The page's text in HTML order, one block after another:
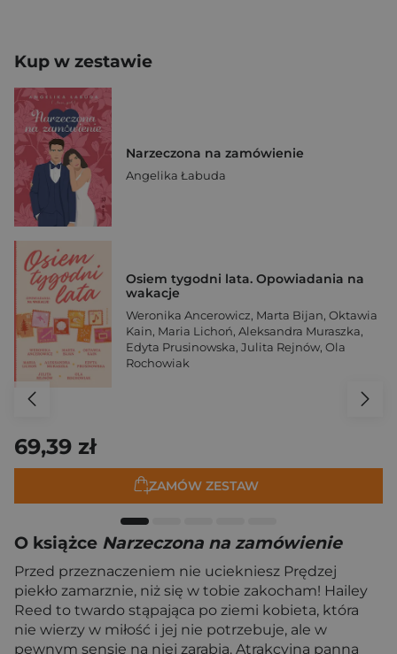
Kup w zestawie
Narzeczona na zamówienie
Angelika Łabuda
Osiem tygodni lata. Opowiadania na
wakacje
Weronika Ancerowicz, Marta Bijan, Oktawia
Kain, Maria Lichoń, Aleksandra Muraszka,
Edyta Prusinowska, Julita Rejnów, Ola
Rochowiak
69,39 zł
ZAMÓW ZESTAW
O książce Narzeczona na zamówienie
Przed przeznaczeniem nie uciekniesz Prędzej
piekło zamarznie, niż się w tobie zakocham! Hailey
Reed to twardo stąpająca po ziemi kobieta, która
nie wierzy w miłość i jej nie potrzebuje, ale w
pewnym sensie na niej zarabia. Atrakcyjna panna